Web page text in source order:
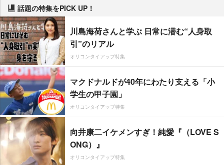
話題の特集をPICK UP！
川島海荷さんと学ぶ 日常に潜む“人身取
引”のリアル
オリコンタイアップ特集
マクドナルドが40年にわたり支える「小
学生の甲子園」
オリコンタイアップ特集
向井康二イケメンすぎ！純愛『（LOVE S
ONG）』
オリコンタイアップ特集